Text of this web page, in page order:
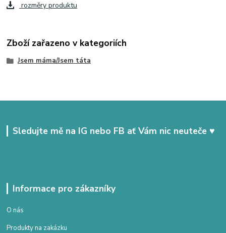
rozměry produktu
Zboží zařazeno v kategoriích
Jsem máma/Jsem táta
Sledujte mě na IG nebo FB ať Vám nic neuteče ♥
Informace pro zákazníky
O nás
Produkty na zakázku